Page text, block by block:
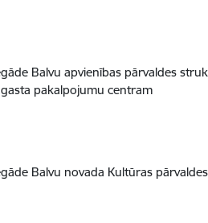
Balvu apvienības pārvaldes
pakalpojumu centram
Balvu novada Kultūras